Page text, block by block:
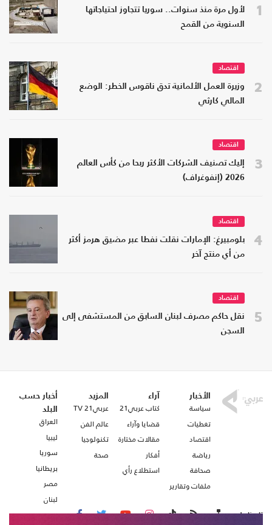
1
لأول مرة منذ سنوات.. سوريا تتجاوز احتياجاتها
السنوية من القمح
2
اقتصاد
وزيرة العمل الألمانية تدق ناقوس الخطر: الوضع
المالي كارثي
3
اقتصاد
إليك تصنيف الشركات الأكثر ربحا من كأس العالم
2026 (إنفوغراف)
4
اقتصاد
بلومبيرغ: الإمارات نقلت نفطا عبر مضيق هرمز أكثر
من أي منتج آخر
5
اقتصاد
نقل حاكم مصرف لبنان السابق من المستشفى إلى
السجن
الأخبار
سياسة
تغطيات
اقتصاد
رياضة
صحافة
ملفات وتقارير
آراء
كتاب عربي21
قضايا وآراء
مقالات مختارة
أفكار
استطلاع رأي
المزيد
عربي21 TV
عالم الفن
تكنولوجيا
صحة
أخبار حسب
البلد
العراق
ليبيا
سوريا
بريطانيا
مصر
لبنان
تابعنا على